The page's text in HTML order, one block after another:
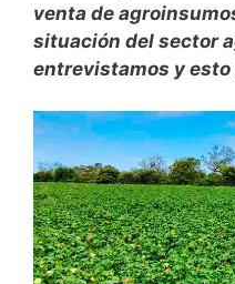
venta de
situación del sector
entrevistamos y esto